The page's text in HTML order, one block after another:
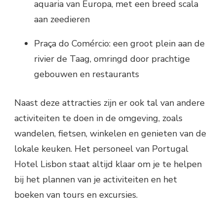
aquaria van Europa, met een breed scala
aan zeedieren
Praça do Comércio: een groot plein aan de
rivier de Taag, omringd door prachtige
gebouwen en restaurants
Naast deze attracties zijn er ook tal van andere
activiteiten te doen in de omgeving, zoals
wandelen, fietsen, winkelen en genieten van de
lokale keuken. Het personeel van Portugal
Hotel Lisbon staat altijd klaar om je te helpen
bij het plannen van je activiteiten en het
boeken van tours en excursies.